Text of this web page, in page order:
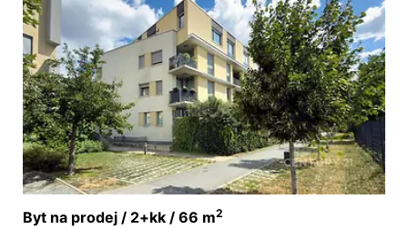
Byt na prodej / 2+kk / 66 m2